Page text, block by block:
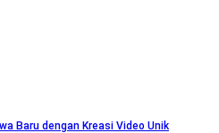
Baru dengan Kreasi Video Unik